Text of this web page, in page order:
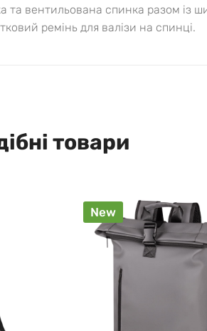
та вентильована спинка разом
ремінь для валізи на спинці.
товари
New